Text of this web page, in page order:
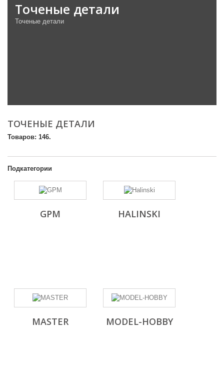
Точеные детали
Точеные детали
ТОЧЕНЫЕ ДЕТАЛИ
Товаров: 146.
Подкатегории
GPM HALINSKI
MASTER MODEL-HOBBY